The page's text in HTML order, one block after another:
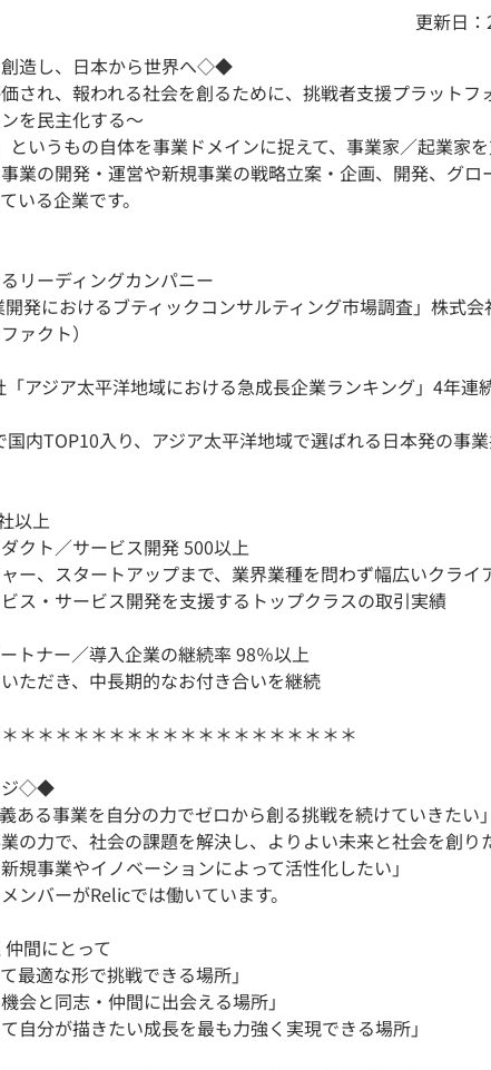
更新日
造し、日本から世界へ◇◆
され、報われる社会を創るために、挑戦者支援プラットフ
を民主化する〜
というもの自体を事業ドメインに捉えて、事業家／起業家
業の開発・運営や新規事業の戦略立案・企画、開発、グロ
いる企業です。
リーディングカンパニー
開発におけるブティックコンサルティング市場調査」株式
ァクト）
アジア太平洋地域における急成長企業ランキング」4年連
内TOP10入り、アジア太平洋地域で選ばれる日本発の事
以上
クト／サービス開発 500以上
ー、スタートアップまで、業界業種を問わず幅広いクライ
ス・サービス開発を支援するトップクラスの取引実績
トナー／導入企業の継続率 98％以上
ただき、中長期的なお付き合いを継続
＊＊＊＊＊＊＊＊＊＊＊＊＊＊＊＊＊＊＊
ジ◇◆
ある事業を自分の力でゼロから創る挑戦を続けていきたい」
の力で、社会の課題を解決し、よりよい未来と社会を創り
規事業やイノベーションによって活性化したい」
ンバーがRelicでは働いています。
間にとって
最適な形で挑戦できる場所」
会と同志・仲間に出会える場所」
自分が描きたい成長を最も力強く実現できる場所」